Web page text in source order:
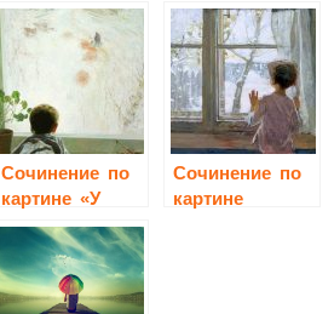
Сочинение по
картине «У
окна»
Сочинение по
картине